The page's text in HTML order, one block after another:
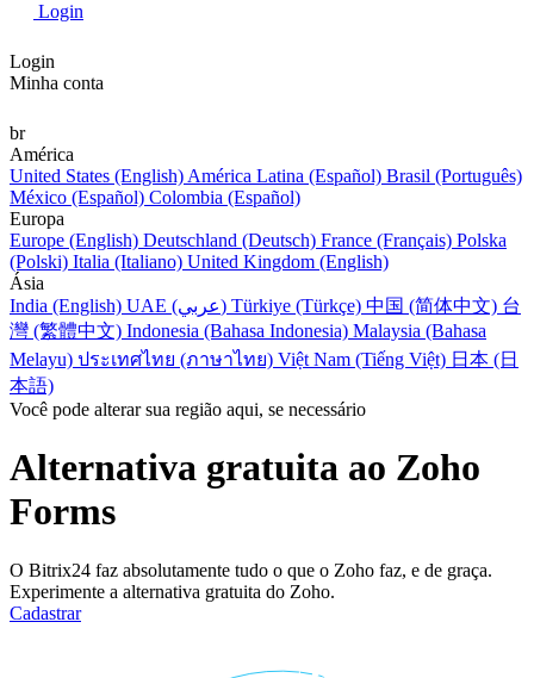
Login
Login
Minha conta
br
América
United States (English) América Latina (Español) Brasil (Português)
México (Español) Colombia (Español)
Europa
Europe (English) Deutschland (Deutsch) France (Français) Polska
(Polski) Italia (Italiano) United Kingdom (English)
Ásia
India (English)
UAE (عربي) Türkiye (Türkçe) 中国 (简体中文) 台
灣 (繁體中文) Indonesia (Bahasa Indonesia) Malaysia (Bahasa
Melayu) ประเทศไทย (ภาษาไทย) Việt Nam (Tiếng Việt) 日本 (日
本語)
Você pode alterar sua região aqui, se necessário
Alternativa gratuita ao Zoho
Forms
O Bitrix24 faz absolutamente tudo o que o Zoho faz, e de graça.
Experimente a alternativa gratuita do Zoho.
Cadastrar